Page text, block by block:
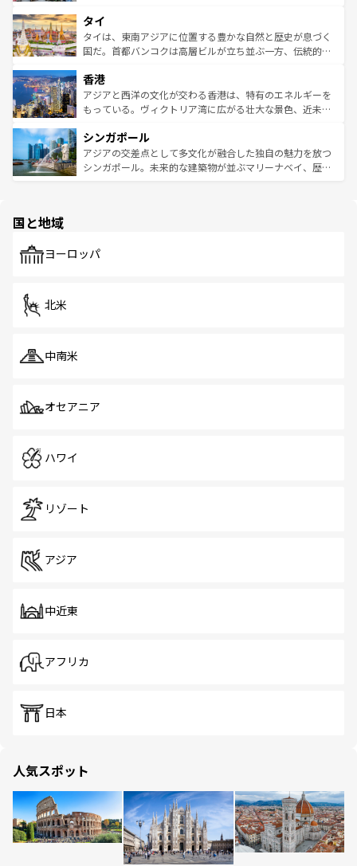
リティに包まれながら、韓国の多彩な魅力を心ゆくまで味
わってみてほしい。 なお、新着の韓国情報はコンテンツ一
覧を参照してほしい。
急速な発展と共に伝統が息づく。ハノイの古い町並みやホ
ーチミン市のフランス統治時代の建物も、独特の雰囲気を
醸し出している。また、バラエティの豊かさとおいしさで
とつ。フォーやバインミー、ベトナムコーヒーなどは、ぜ
ひ現地で味わいたい。どの地域を訪れてもあたたかい人々
が旅行者を迎えてくれるので、きっと忘れられない旅にな
参照してほしい。
タイ
タイは、東南アジアに位置する豊かな自然と歴史が息づく
国だ。首都バンコクは高層ビルが立ち並ぶ一方、伝統的な
の活気が交差している。北部ではチェンマイなどの山岳地
帯で自然と触れ合い、南部ではプーケットやクラビの美し
いビーチでリゾート気分を楽しむことができる。タイ料理
激する。気候は一年中温暖で、どの季節にも異なる楽しみ
が待っている。親しみやすいタイの人々、仏教を中心とし
た文化、そして多様な観光資源が、訪れる旅人を魅了し続
香港
アジアと西洋の文化が交わる香港は、特有のエネルギーを
もっている。ヴィクトリア湾に広がる壮大な景色、近未来
み、どこを訪れても感動するはず。観光スポットが密集し
ており、効率よく見どころを回れるのも魅力。息をのむよ
うな絶景から文化的な体験まで、香港を存分に楽しみ尽く
シンガポール
アジアの交差点として多文化が融合した独自の魅力を放つ
シンガポール。未来的な建築物が並ぶマリーナベイ、歴史
で、ホーカーズは地元の風情を楽しめる外せないスポット
国と地域
ヨーロッパ
北米
中南米
オセアニア
ハワイ
リゾート
アジア
中近東
アフリカ
日本
人気スポット